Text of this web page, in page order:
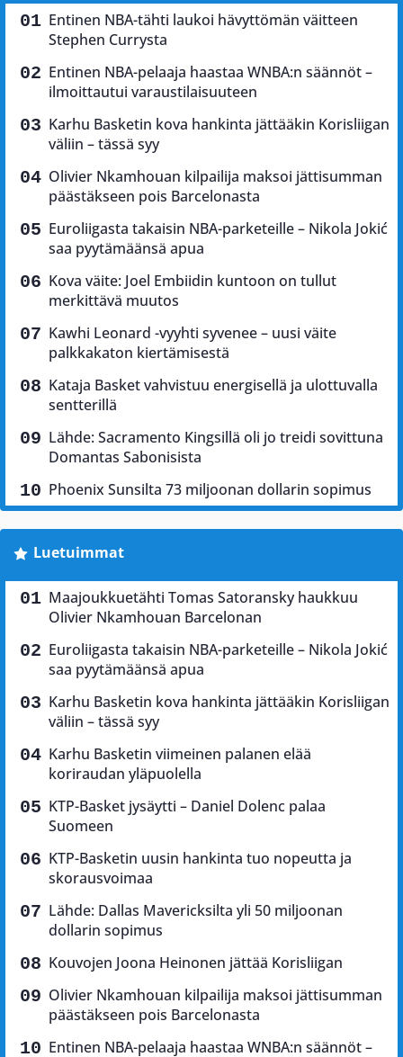
Entinen NBA-tähti laukoi hävyttömän väitteen
Stephen Currysta
Entinen NBA-pelaaja haastaa WNBA:n säännöt –
ilmoittautui varaustilaisuuteen
Karhu Basketin kova hankinta jättääkin Korisliigan
väliin – tässä syy
Olivier Nkamhouan kilpailija maksoi jättisumman
päästäkseen pois Barcelonasta
Euroliigasta takaisin NBA-parketeille – Nikola Jokić
saa pyytämäänsä apua
Kova väite: Joel Embiidin kuntoon on tullut
merkittävä muutos
Kawhi Leonard -vyyhti syvenee – uusi väite
palkkakaton kiertämisestä
Kataja Basket vahvistuu energisellä ja ulottuvalla
sentterillä
Lähde: Sacramento Kingsillä oli jo treidi sovittuna
Domantas Sabonisista
Phoenix Sunsilta 73 miljoonan dollarin sopimus
Luetuimmat
Maajoukkuetähti Tomas Satoransky haukkuu
Olivier Nkamhouan Barcelonan
Euroliigasta takaisin NBA-parketeille – Nikola Jokić
saa pyytämäänsä apua
Karhu Basketin kova hankinta jättääkin Korisliigan
väliin – tässä syy
Karhu Basketin viimeinen palanen elää
koriraudan yläpuolella
KTP-Basket jysäytti – Daniel Dolenc palaa
Suomeen
KTP-Basketin uusin hankinta tuo nopeutta ja
skorausvoimaa
Lähde: Dallas Mavericksilta yli 50 miljoonan
dollarin sopimus
Kouvojen Joona Heinonen jättää Korisliigan
Olivier Nkamhouan kilpailija maksoi jättisumman
päästäkseen pois Barcelonasta
Entinen NBA-pelaaja haastaa WNBA:n säännöt –